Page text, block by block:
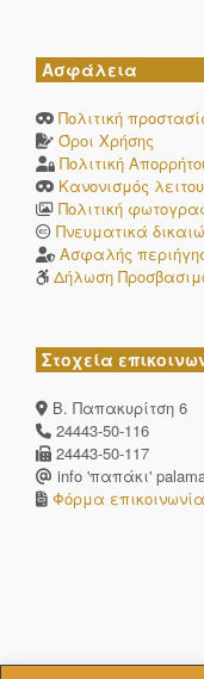
Ασφάλεια
Πολιτική
Όροι Χρήσης
Πολιτική
Κανονισμός
Πολιτική
Πνευματικά
Ασφαλής
Δήλωση
Στοχεία
Β. Παπακυρίτση 6
24443-50-116
24443-50-117
info 'παπάκι'
Φόρμα